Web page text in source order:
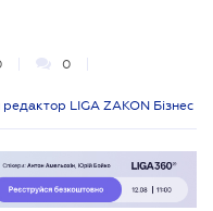
0
LIGA ZAKON Бізнес